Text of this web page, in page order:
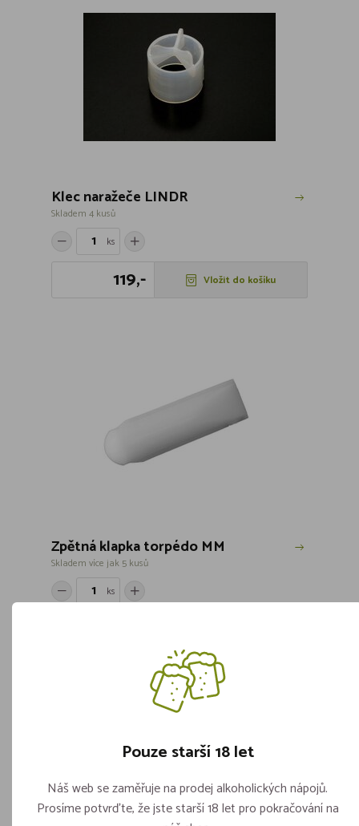
Klec naražeče LINDR
Skladem 4 kusů
ks
119,- Vložit do košíku
Zpětná klapka torpédo MM
Skladem více jak 5 kusů
ks
Pouze starší 18 let
Náš web se zaměřuje na prodej alkoholických nápojů.
Prosíme potvrďte, že jste starší 18 let pro pokračování na